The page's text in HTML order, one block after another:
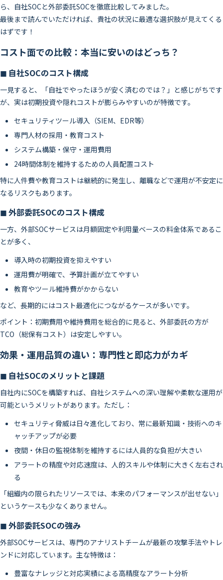
ら、自社SOCと外部委託SOCを徹底比較してみました。
最後まで読んでいただければ、貴社の状況に最適な選択肢が見えてくる
はずです！
コスト面での比較：本当に安いのはどっち？
◼ 自社SOCのコスト構成
一見すると、「自社でやったほうが安く済むのでは？」と感じがちです
が、実は初期投資や隠れコストが膨らみやすいのが特徴です。
セキュリティツール導入（SIEM、EDR等）
専門人材の採用・教育コスト
システム構築・保守・運用費用
24時間体制を維持するための人員配置コスト
特に人件費や教育コストは継続的に発生し、離職などで運用が不安定に
なるリスクもあります。
◼ 外部委託SOCのコスト構成
一方、外部SOCサービスは月額固定や利用量ベースの料金体系であるこ
とが多く、
導入時の初期投資を抑えやすい
運用費が明確で、予算計画が立てやすい
教育やツール維持費がかからない
など、長期的にはコスト最適化につながるケースが多いです。
ポイント：初期費用や維持費用を総合的に見ると、外部委託の方が
TCO（総保有コスト）は安定しやすい。
効果・運用品質の違い：専門性と即応力がカギ
◼ 自社SOCのメリットと課題
自社内にSOCを構築すれば、自社システムへの深い理解や柔軟な運用が
可能というメリットがあります。ただし：
セキュリティ脅威は日々進化しており、常に最新知識・技術へのキ
ャッチアップが必要
夜間・休日の監視体制を維持するには人員的な負担が大きい
アラートの精度や対応速度は、人的スキルや体制に大きく左右され
る
「組織内の限られたリソースでは、本来のパフォーマンスが出せない」
というケースも少なくありません。
◼ 外部委託SOCの強み
外部SOCサービスは、専門のアナリストチームが最新の攻撃手法やトレ
ンドに対応しています。主な特徴は：
豊富なナレッジと対応実績による高精度なアラート分析